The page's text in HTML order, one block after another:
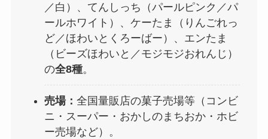
／白）、てんしっち（パールピンク／パ
ールホワイト）、ケーたま（りんごれっ
ど／ほわいとくろーばー）、エンたま
（ビーズほわいと／モジモジおれんじ）
の全8種。
売場： 全国量販店の菓子売場等（コンビ
ニ・スーパー・おかしのまちおか・ホビ
ー売場など）。